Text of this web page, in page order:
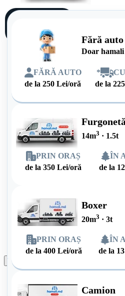
Fără auto
Doar hamali
FĂRĂ AUTO
de la250 Lei/oră
*
de la225
Furgonetă
14m3 · 1.5t
PRIN ORAȘ
de la 350 Lei/oră
ÎN
de la 12
Boxer
20m3 · 3t
PRIN ORAȘ
de la400 Lei/oră
ÎN
de la 13
Camion
singur
Plasează comanda